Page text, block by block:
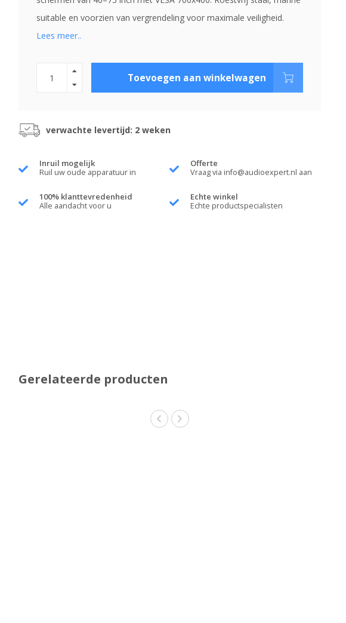
suitable en voorzien van vergrendeling voor maximale veiligheid.
Lees meer..
Toevoegen aan winkelwagen
verwachte levertijd: 2 weken
Inruil mogelijk
Ruil uw oude apparatuur in
Offerte
Vraag via info@audioexpert.nl aan
100% klanttevredenheid
Alle aandacht voor u
Echte winkel
Echte productspecialisten
Gerelateerde producten